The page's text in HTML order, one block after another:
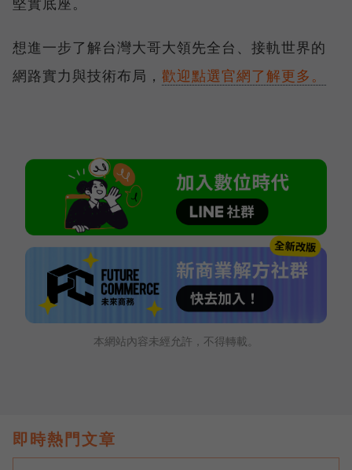
想進一步了解台灣大哥大領先全台、接軌世界的
網路實力與技術布局， 歡迎點選官網了解更多。
本網站內容未經允許，不得轉載。
即時熱門文章